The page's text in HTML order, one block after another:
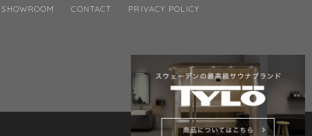
SHOWROOM CONTACT PRIVACY POLICY